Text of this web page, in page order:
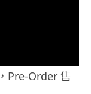
Pre-Order 售